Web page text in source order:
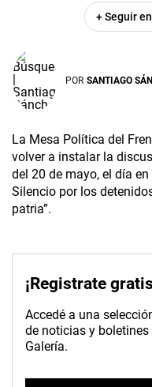
+ Seguir en
POR SANTIAGO
La Mesa Política del
volver a instalar la
del 20 de mayo, el día
Silencio por los
patria”.
¡Registrate
Accedé a una
de noticias y
Galería.